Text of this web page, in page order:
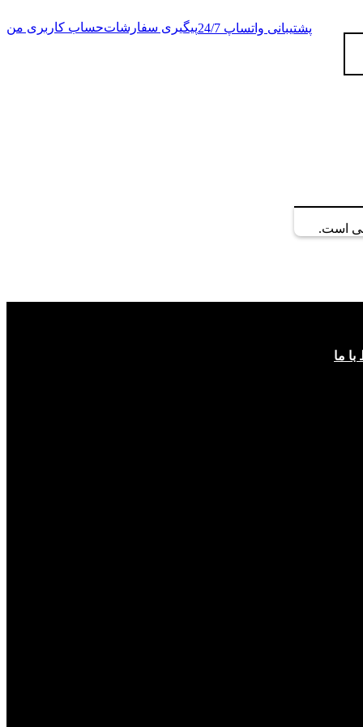
پشتیبانی واتساپ 24/7 پیگیری سفارشاتحساب کاربری من
است.
با ما